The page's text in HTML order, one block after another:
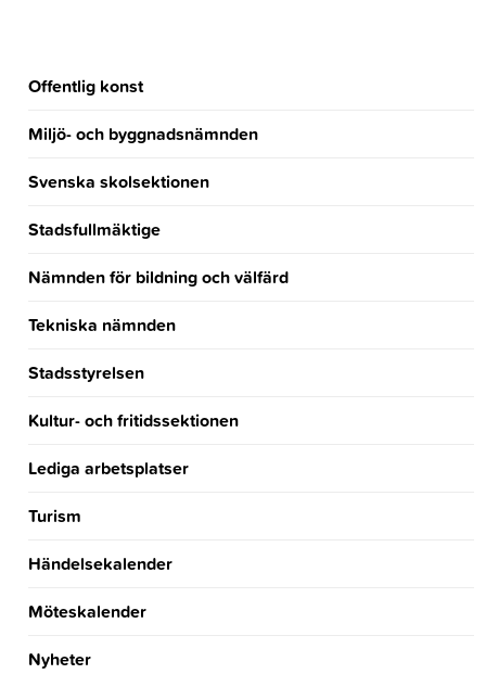
Offentlig konst
Miljö- och byggnadsnämnden
Svenska skolsektionen
Stadsfullmäktige
Nämnden för bildning och välfärd
Tekniska nämnden
Stadsstyrelsen
Kultur- och fritidssektionen
Lediga arbetsplatser
Turism
Händelsekalender
Möteskalender
Nyheter